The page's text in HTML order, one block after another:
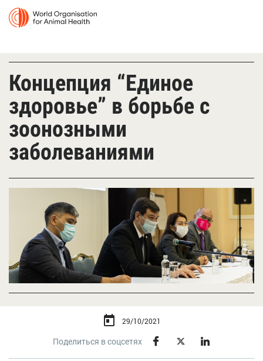
Концепция “Единое
здоровье” в борьбе с
зоонозными
заболеваниями
29/10/2021
Поделиться в соцсетях